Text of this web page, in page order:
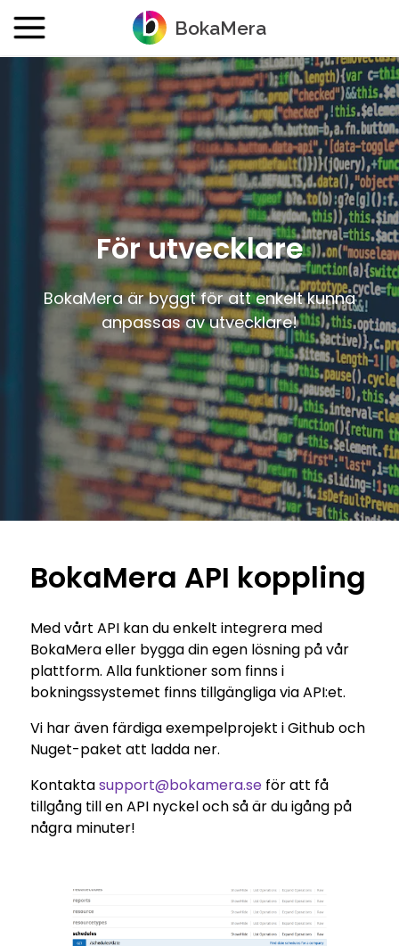
BokaMera
Priser
Funktioner
Demo
FAQ
Om oss
Kontakt
Integrationer
MINA BOKNINGAR
ADMIN LOGIN
SKAPA BOKNINGSSYSTEM
För utvecklare
BokaMera är byggt för att enkelt kunna
anpassas av utvecklare!
BokaMera API koppling
Med vårt API kan du enkelt integrera med
BokaMera eller bygga din egen lösning på vår
plattform. Alla funktioner som finns i
bokningssystemet finns tillgängliga via API:et.
Vi har även färdiga exempelprojekt i Github och
Nuget-paket att ladda ner.
Kontaktasupport@bokamera.se för att få
tillgång till en API nyckel och så är du igång på
några minuter!